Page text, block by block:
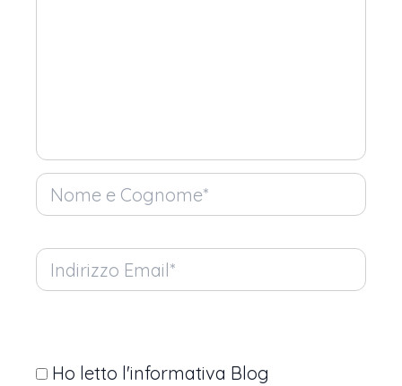
Ho letto l'informativa Blog